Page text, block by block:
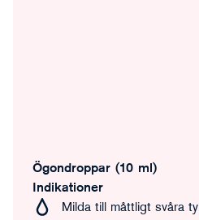
Ögondroppar (10 ml)
Indikationer
Milda till måttligt svåra